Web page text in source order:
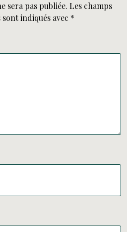
sera pas publiée. Les champs
indiqués avec *